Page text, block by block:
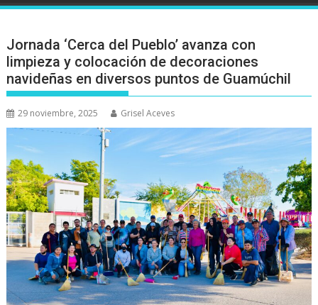
Jornada ‘Cerca del Pueblo’ avanza con
limpieza y colocación de decoraciones
navideñas en diversos puntos de Guamúchil
29 noviembre, 2025 Grisel Aceves